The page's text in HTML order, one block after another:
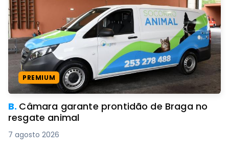
PREMIUM
B. Câmara garante prontidão de Braga no
resgate animal
7 agosto 2026